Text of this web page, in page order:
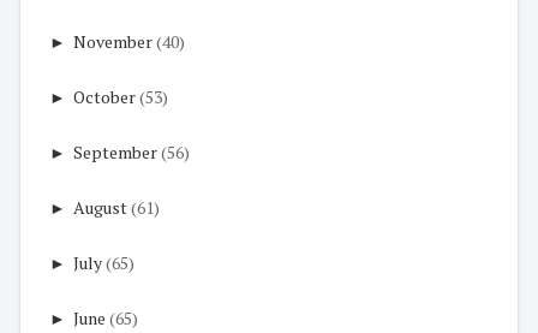
► November(40)
► October(53)
► September(56)
► August(61)
► July(65)
► June (65)